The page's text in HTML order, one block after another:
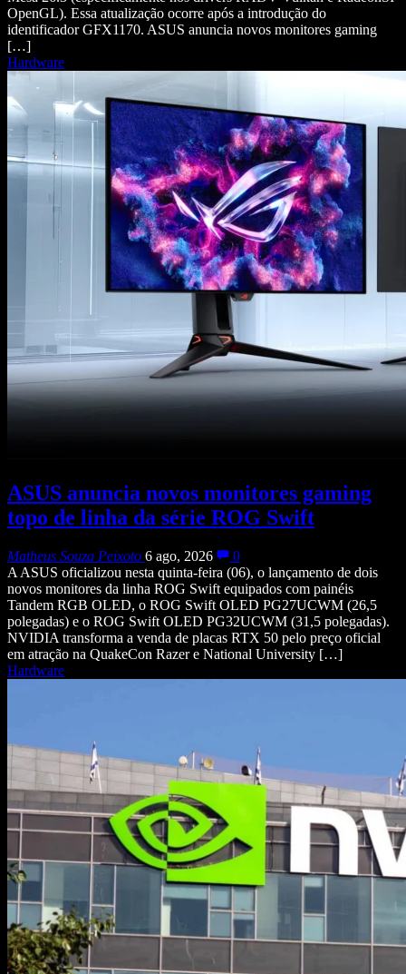
OpenGL). Essa atualização ocorre após a introdução do
identificador GFX1170. ASUS anuncia novos monitores gaming
[…]
Hardware
ASUS anuncia novos monitores gaming
topo de linha da série ROG Swift
Matheus Souza Peixoto 6 ago, 2026
0
A ASUS oficializou nesta quinta-feira (06), o lançamento de dois
novos monitores da linha ROG Swift equipados com painéis
Tandem RGB OLED, o ROG Swift OLED PG27UCWM (26,5
polegadas) e o ROG Swift OLED PG32UCWM (31,5 polegadas).
NVIDIA transforma a venda de placas RTX 50 pelo preço oficial
em atração na QuakeCon Razer e National University […]
Hardware